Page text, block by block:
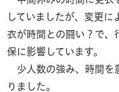
していましたが、変更に
衣が時間との闘い？で、
保に影響しています。
少人数の強み、時間を
りました。